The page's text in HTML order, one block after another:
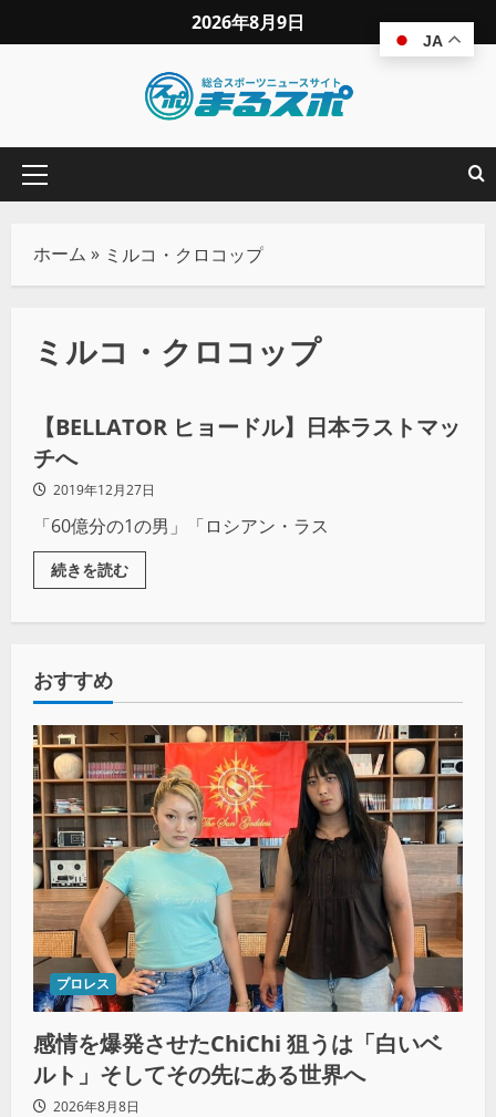
2026年8月9日
ホーム » ミルコ・クロコップ
ミルコ・クロコップ
その他競技
【BELLATOR ヒョードル】日本ラストマッ
チへ
2019年12月27日
「60億分の1の男」「ロシアン・ラス
続きを読む
おすすめ
プロレス
感情を爆発させたChiChi 狙うは「白いベ
ルト」そしてその先にある世界へ
2026年8月8日
JA